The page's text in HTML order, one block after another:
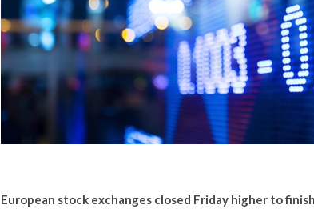
European stock exchanges closed Friday higher to